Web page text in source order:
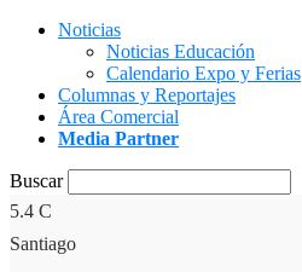
Noticias
Noticias Educación
Calendario Expo y Ferias
Columnas y Reportajes
Área Comercial
Media Partner
Buscar
5.4 C
Santiago